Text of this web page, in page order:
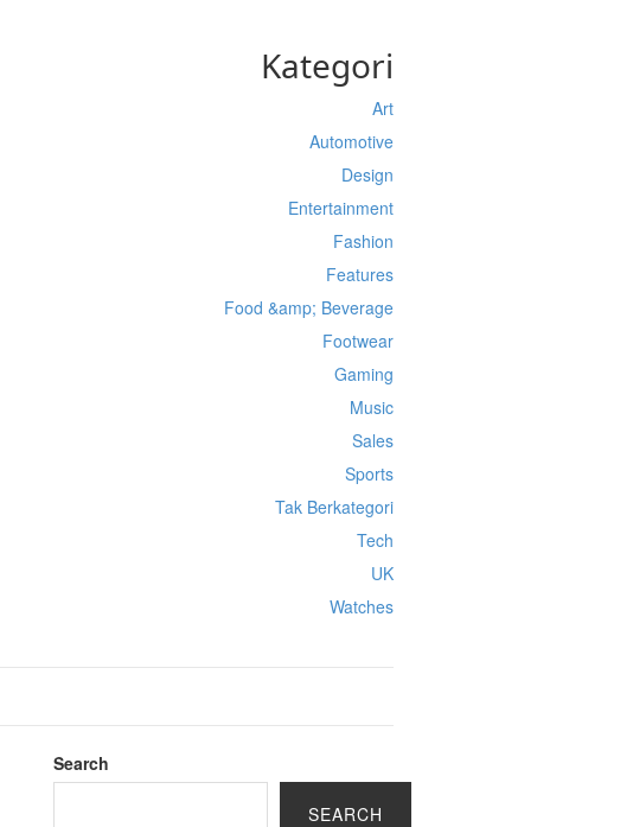
Kategori
Art
Automotive
Design
Entertainment
Fashion
Features
Food &amp; Beverage
Footwear
Gaming
Music
Sales
Sports
Tak Berkategori
Tech
UK
Watches
Search
SEARCH